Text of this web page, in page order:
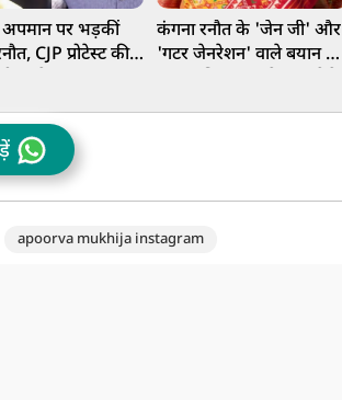
पर भड़कीं
CJP प्रोटेस्ट की
कंगना रनौत के 'जेन जी' और
'गटर जेनरेशन' वाले बयान पर
apoorva mukhija instagram